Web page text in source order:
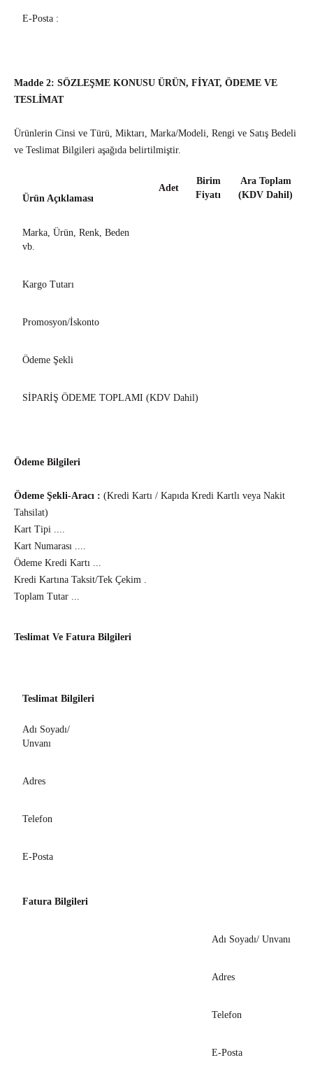
E-Posta :
Madde 2: SÖZLEŞME KONUSU ÜRÜN, FİYAT, ÖDEME VE
TESLİMAT
Ürünlerin Cinsi ve Türü, Miktarı, Marka/Modeli, Rengi ve Satış Bedeli
ve Teslimat Bilgileri aşağıda belirtilmiştir.
Ürün Açıklaması
Adet
Birim
Fiyatı
Ara Toplam
(KDV Dahil)
Marka, Ürün, Renk, Beden
vb.
Kargo Tutarı
Promosyon/İskonto
Ödeme Şekli
SİPARİŞ ÖDEME TOPLAMI (KDV Dahil)
Ödeme Bilgileri
Ödeme Şekli-Aracı : (Kredi Kartı / Kapıda Kredi Kartlı veya Nakit
Tahsilat)
Kart Tipi ....
Kart Numarası ....
Ödeme Kredi Kartı ...
Kredi Kartına Taksit/Tek Çekim .
Toplam Tutar ...
Teslimat Ve Fatura Bilgileri
Teslimat Bilgileri
Adı Soyadı/
Unvanı
Adres
Telefon
E-Posta
Fatura Bilgileri
Adı Soyadı/ Unvanı
Adres
Telefon
E-Posta